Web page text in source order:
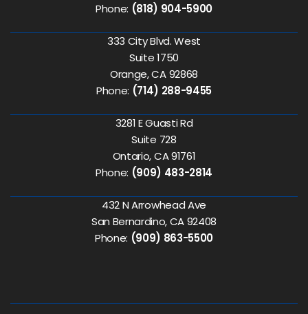
Phone: (818) 904-5900
333 City Blvd. West
Suite 1750
Orange, CA 92868
Phone: (714) 288-9455
3281 E Guasti Rd
Suite 728
Ontario, CA 91761
Phone: (909) 483-2814
432 N Arrowhead Ave
San Bernardino, CA 92408
Phone: (909) 863-5500